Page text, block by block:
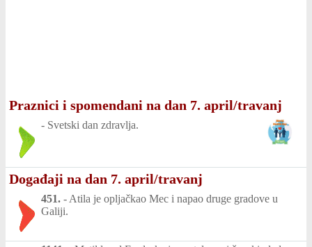
Praznici i spomendani na dan 7. april/travanj
- Svetski dan zdravlja.
Događaji na dan 7. april/travanj
451. - Atila je opljačkao Mec i napao druge gradove u
Galiji.